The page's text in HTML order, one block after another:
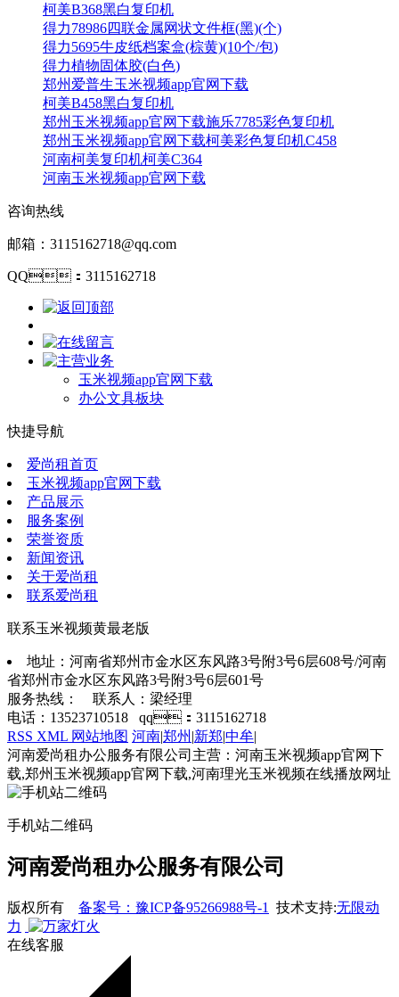
柯美B368黑白复印机
得力78986四联金属网状文件框(黑)(个)
得力5695牛皮纸档案盒(棕黄)(10个/包)
得力植物固体胶(白色)
郑州爱普生玉米视频app官网下载
柯美B458黑白复印机
郑州玉米视频app官网下载施乐7785彩色复印机
郑州玉米视频app官网下载柯美彩色复印机C458
河南柯美复印机柯美C364
河南玉米视频app官网下载
咨询热线
邮箱：3115162718@qq.com
QQ：3115162718
玉米视频app官网下载
办公文具板块
快捷导航
爱尚租首页
玉米视频app官网下载
产品展示
服务案例
荣誉资质
新闻资讯
关于爱尚租
联系爱尚租
联系玉米视频黄最老版
地址：河南省郑州市金水区东风路3号附3号6层608号/河南
省郑州市金水区东风路3号附3号6层601号
服务热线： 联系人：梁经理
电话：13523710518 qq：3115162718
RSS XML 网站地图 河南|郑州 |新郑|中牟|
河南爱尚租办公服务有限公司主营：河南玉米视频app官网下
载,郑州玉米视频app官网下载,河南理光玉米视频在线播放网址
手机站二维码
河南爱尚租办公服务有限公司
版权所有 备案号：豫ICP备95266988号-1 技术支持:无限动
力
在线客服